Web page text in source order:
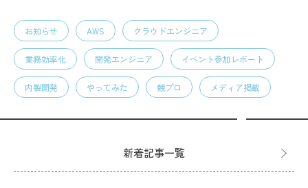
お知らせ AWS クラウドエンジニア
業務効率化 開発エンジニア イベント参加レポート
内製開発 やってみた 競プロ メディア掲載
新着記事一覧